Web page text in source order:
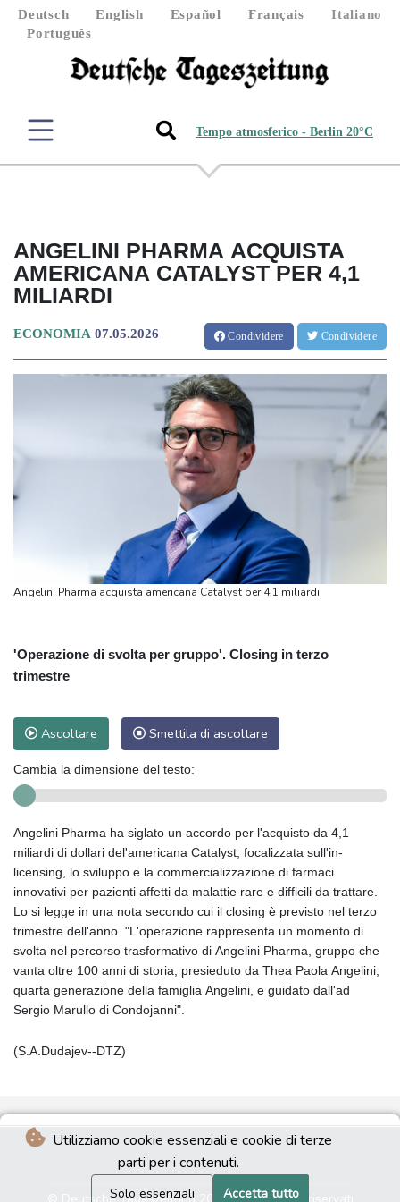
Utilizziamo cookie essenziali e cookie di terze
parti per i contenuti.
Solo essenziali Accetta tutto
Deutsch English Español Français
Italiano
Português
Tempo atmosferico - Berlin 20°C
ANGELINI PHARMA ACQUISTA
AMERICANA CATALYST PER 4,1
MILIARDI
ECONOMIA 07.05.2026 Condividere Condividere
Angelini Pharma acquista americana Catalyst per 4,1 miliardi
'Operazione di svolta per gruppo'. Closing in terzo
trimestre
Ascoltare Smettila di ascoltare
Cambia la dimensione del testo:
Angelini Pharma ha siglato un accordo per l'acquisto da 4,1
miliardi di dollari del'americana Catalyst, focalizzata sull'in-
licensing, lo sviluppo e la commercializzazione di farmaci
innovativi per pazienti affetti da malattie rare e difficili da trattare.
Lo si legge in una nota secondo cui il closing è previsto nel terzo
trimestre dell'anno. "L'operazione rappresenta un momento di
svolta nel percorso trasformativo di Angelini Pharma, gruppo che
vanta oltre 100 anni di storia, presieduto da Thea Paola Angelini,
quarta generazione della famiglia Angelini, e guidato dall'ad
Sergio Marullo di Condojanni".
(S.A.Dudajev--DTZ)